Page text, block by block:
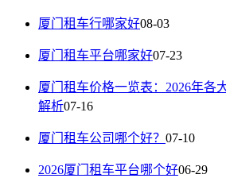
厦门租车行哪家好08-03
厦门租车平台哪家好07-23
厦门租车价格一览表：2026年各
解析07-16
厦门租车公司哪个好？ 07-10
2026厦门租车平台哪个好06-29